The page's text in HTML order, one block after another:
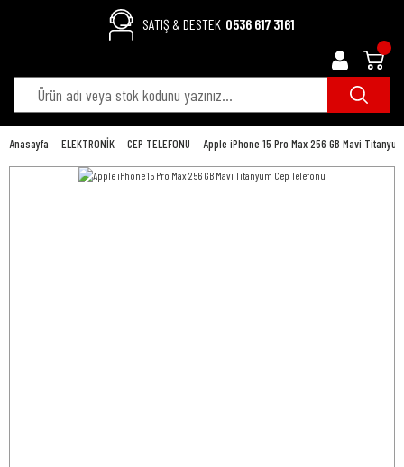
SATIŞ & DESTEK 0536 617 3161
Anasayfa ELEKTRONİK CEP TELEFONU Apple iPhone 15 Pro Max 256 GB Mavi